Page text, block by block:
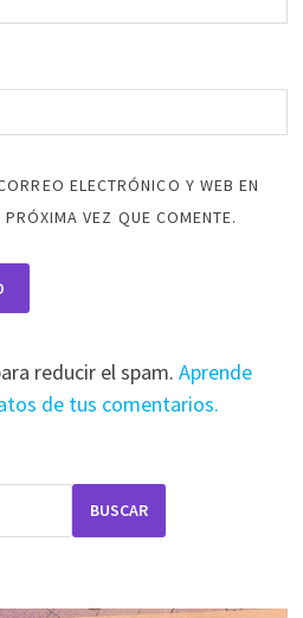
ELECTRÓNICO Y WEB EN
VEZ QUE COMENTE.
reducir el spam. Aprende
de tus comentarios.
BUSCAR